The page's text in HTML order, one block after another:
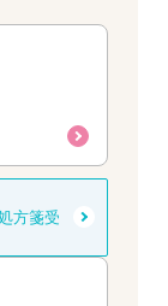
方箋受